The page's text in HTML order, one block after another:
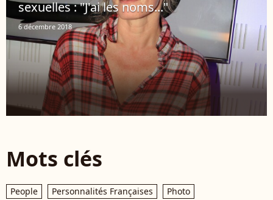
sexuelles : "J'ai les noms..."
6 décembre 2018
Mots clés
People Personnalités Françaises Photo